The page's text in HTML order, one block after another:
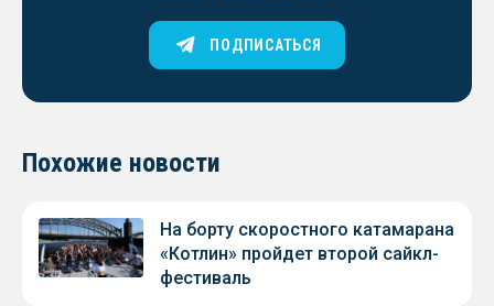
ПОДПИСАТЬСЯ
Похожие новости
На борту скоростного катамарана
«Котлин» пройдет второй сайкл-
фестиваль